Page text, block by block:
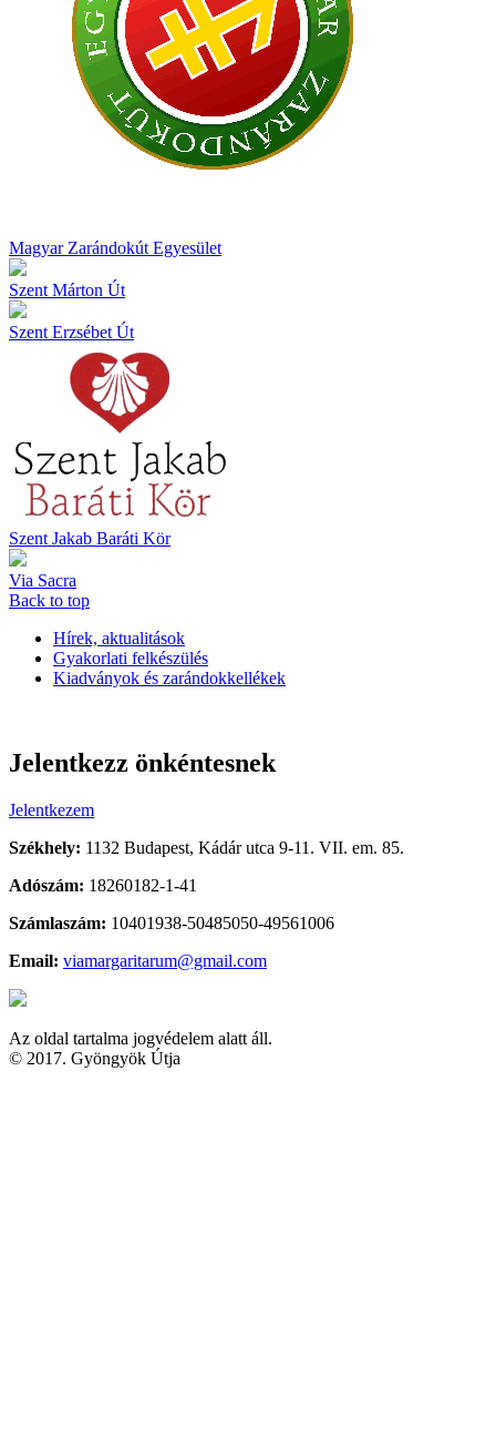
Magyar Zarándokút Egyesület
Szent Márton Út
Szent Erzsébet Út
Szent Jakab Baráti Kör
Via Sacra
Back to top
Hírek, aktualitások
Gyakorlati felkészülés
Kiadványok és zarándokkellékek
Jelentkezz önkéntesnek
Jelentkezem
Székhely: 1132 Budapest, Kádár utca 9-11. VII. em. 85.
Adószám: 18260182-1-41
Számlaszám: 10401938-50485050-49561006
Email: viamargaritarum@gmail.com
Az oldal tartalma jogvédelem alatt áll.
© 2017. Gyöngyök Útja